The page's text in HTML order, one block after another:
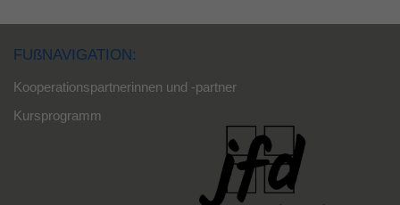
FUßNAVIGATION:
Kooperationspartnerinnen und -partner
Kursprogramm